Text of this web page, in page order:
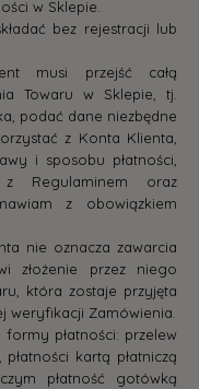
w Sklepie.
bez rejestracji lub
musi przejść całą
Towaru w Sklepie, tj.
podać dane niezbędne
z Konta Klienta,
i sposobu płatności,
Regulaminem oraz
z obowiązkiem
nie oznacza zawarcia
złożenie przez niego
która zostaje przyjęta
weryfikacji Zamówienia.
płatności: przelew
kartą płatniczą
płatność gotówką